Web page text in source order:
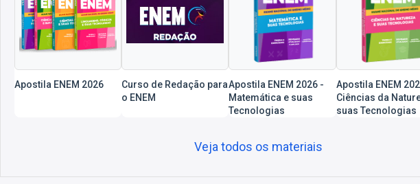
Apostila ENEM 2026
Curso de Redação para
o ENEM
Apostila ENEM 2026 -
Matemática e suas
Tecnologias
Apostila ENEM
Ciências da
suas Tecnologias
Veja todos os materiais